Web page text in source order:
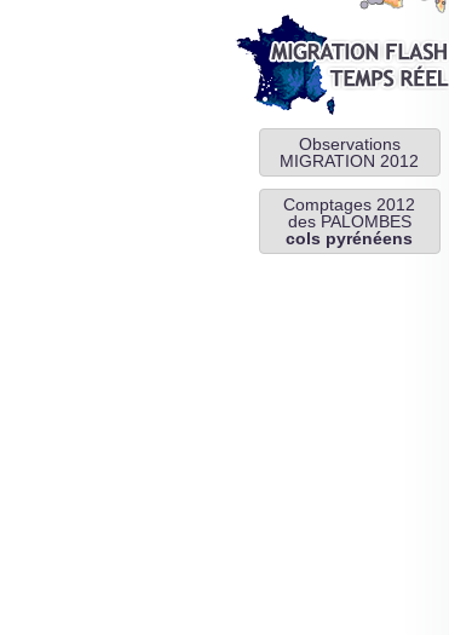
Observations
MIGRATION 2012
Comptages 2012
des PALOMBES
cols pyrénéens